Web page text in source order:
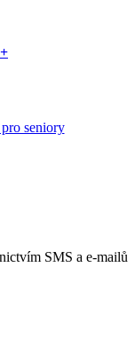
seniory
SMS a e-mailů